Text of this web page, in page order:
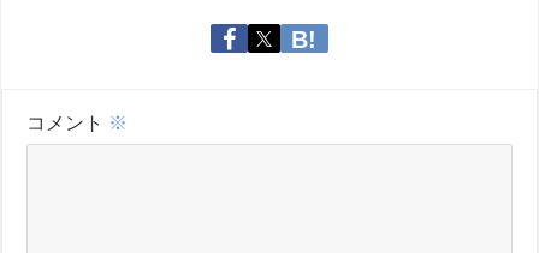
コメント ※